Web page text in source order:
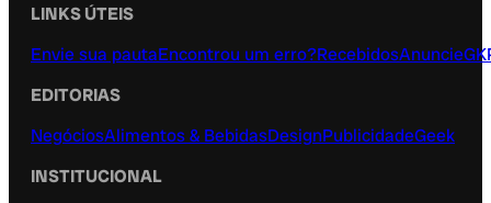
LINKS ÚTEIS
Envie sua pautaEncontrou um erro?RecebidosAnuncie
EDITORIAS
NegóciosAlimentos & BebidasDesignPublicidadeGeek
INSTITUCIONAL